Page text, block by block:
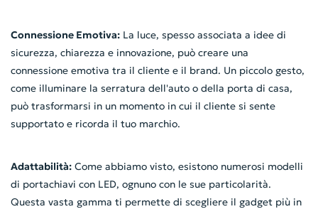
Connessione Emotiva: La luce, spesso associata a idee di
sicurezza, chiarezza e innovazione, può creare una
connessione emotiva tra il cliente e il brand. Un piccolo gesto,
come illuminare la serratura dell'auto o della porta di casa,
può trasformarsi in un momento in cui il cliente si sente
supportato e ricorda il tuo marchio.
Adattabilità: Come abbiamo visto, esistono numerosi modelli
di portachiavi con LED, ognuno con le sue particolarità.
Questa vasta gamma ti permette di scegliere il gadget più in